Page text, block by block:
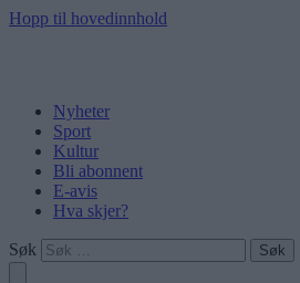
Hopp til hovedinnhold
Nyheter
Sport
Kultur
Bli abonnent
E-avis
Hva skjer?
Søk